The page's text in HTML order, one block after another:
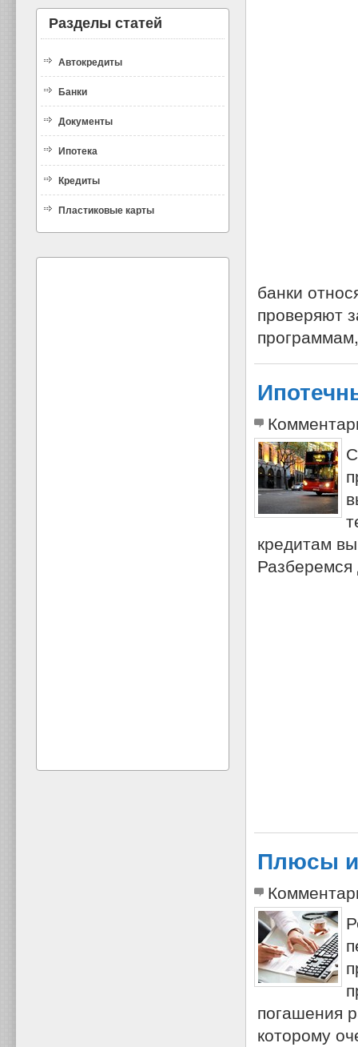
Разделы статей
Автокредиты
Банки
Документы
Ипотека
Кредиты
Пластиковые карты
банки
проверяют
кредитам
Разберемся
Плюсы и
погашения
которому